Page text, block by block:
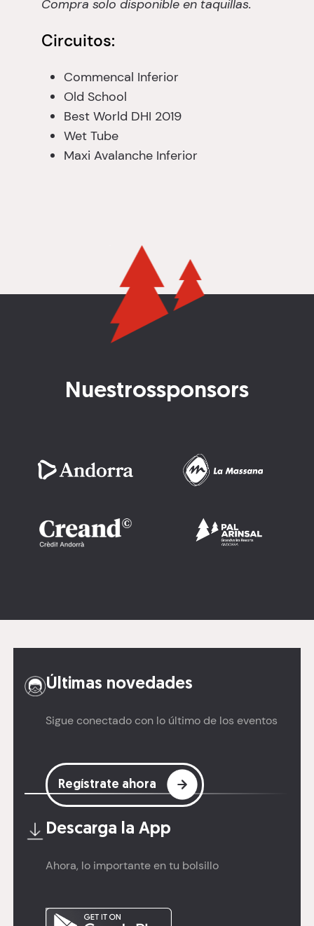
Compra solo disponible en taquillas.
Circuitos:
Commencal Inferior
Old School
Best World DHI 2019
Wet Tube
Maxi Avalanche Inferior
Nuestrossponsors
Últimas novedades
Sigue conectado con lo último de los eventos
Regístrate ahora
Descarga la App
Ahora, lo importante en tu bolsillo